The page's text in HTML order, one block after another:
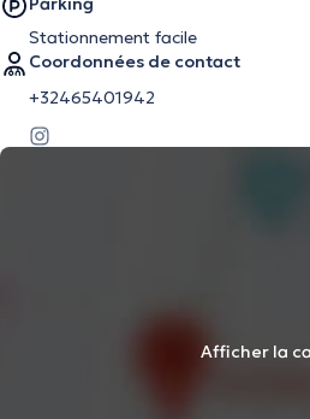
Stationnement facile
Coordonnées de contact
+32465401942
Afficher la